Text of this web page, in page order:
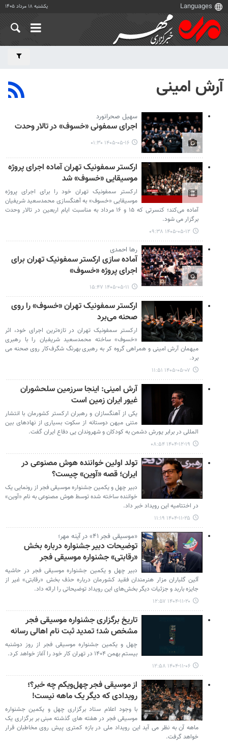
یکشنبه ۱۸ مرداد ۱۴۰۵
آرش امینی
سهیل صحرانورد
اجرای سمفونی «خسوف» در تالار وحدت
۱۴۰۵-۰۵-۱۶ ۰۱:۳۰
ارکستر سمفونیک تهران آماده اجرای پروژه
موسیقایی «خسوف» شد
ارکستر سمفونیک تهران خود را برای اجرای پروژه
موسیقایی «خسوف» به آهنگسازی محمدسعید شریفیان
آماده می‌کند؛ کنسرتی که ۱۵ و ۱۶ مرداد به مناسبت ایام اربعین در تالار وحدت
برگزار می شود.
۱۴۰۵-۰۵-۱۲ ۰۹:۳۸
رها احمدی
آماده سازی ارکستر سمفونیک تهران برای
اجرای پروژه «خسوف»
۱۴۰۵-۰۵-۱۱ ۱۵:۴۷
ارکستر سمفونیک تهران «خسوف» را روی
صحنه می‌برد
ارکستر سمفونیک تهران در تازه‌ترین اجرای خود، اثر
«خسوف» ساخته محمدسعید شریفیان را با رهبری
میهمان آرش امینی و همراهی گروه کر به رهبری بهرنگ شگرف‌کار روی صحنه می
برد.
۱۴۰۵-۰۵-۰۷ ۱۱:۵۱
آرش امینی: اینجا سرزمین سلحشوران
غیور ایران زمین است
یکی از آهنگسازان و رهبران ارکستر کشورمان با انتشار
متنی میهن دوستانه از سکوت بسیاری از نهادهای بین
المللی در برابر یورش دشمن به کودکان و شهروندان یی دفاع ایران گفت.
۱۴۰۴-۱۲-۱۹ ۰۸:۵۴
تولد اولین خواننده هوش مصنوعی در
ایران؛ قصه «آوین» چیست؟
دبیر چهل و یکمین جشنواره موسیقی فجر از رونمایی یک
خواننده ساخته شده توسط هوش مصنوعی به نام «آوین»
در اختتامیه این رویداد خبر داد.
۱۴۰۴-۱۱-۲۵ ۱۱:۱۹
«موسیقی فجر ۴۱» در آینه مهر؛
توضیحات دبیر جشنواره درباره بخش
«رقابتی» جشنواره موسیقی فجر
دبیر چهل و یکمین جشنواره موسیقی فجر در حاشیه
آئین گلباران مزار هنرمندان فقید کشورمان درباره حذف بخش «رقابتی» غیر از
جایزه باربد و جزئیات دیگر بخش‌های این رویداد توضیحاتی را ارائه داد.
۱۴۰۴-۱۱-۲۰ ۱۲:۵۷
تاریخ برگزاری جشنواره موسیقی فجر
مشخص شد؛ تمدید ثبت نام اهالی رسانه‌
چهل و یکمین جشنواره موسیقی فجر از روز دوشنبه
بیستم بهمن ۱۴۰۴ در تهران کار خود را آغاز خواهد کرد.
۱۴۰۴-۱۱-۰۶ ۱۲:۵۸
از موسیقی فجر چهل‌ویکم چه خبر؟؛
رویدادی که دیگر یک ماهه نیست!
با وجود اعلام ستاد برگزاری چهل و یکمین جشنواره
موسیقی فجر در هفته های گذشته مبنی بر برگزاری یک
ماهه آن به نظر می آید این رویداد ملی در بازه کمتری پیش روی مخاطبان قرار
خواهد گرفت.